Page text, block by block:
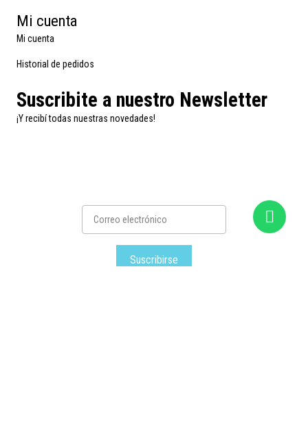
Mi cuenta
Mi cuenta
Historial de pedidos
Suscribite a nuestro Newsletter
¡Y recibí todas nuestras novedades!
Suscribirse